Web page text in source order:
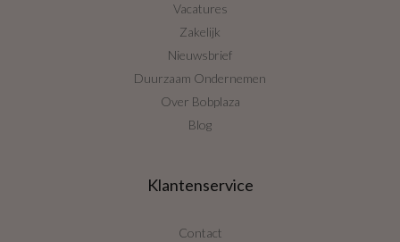
Vacatures
Zakelijk
Nieuwsbrief
Duurzaam Ondernemen
Over Bobplaza
Blog
Klantenservice
Contact